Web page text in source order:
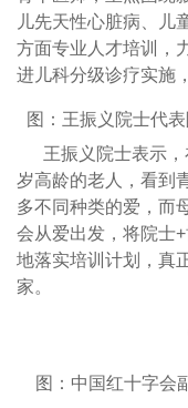
儿先天性心脏病、儿
方面专业人才培训，
进儿科分级诊疗实施
图：王振义院士代
王振义院士表示，
岁高龄的老人，看到
多不同种类的爱，而
会从爱出发，将院士
地落实培训计划，真
家。
图：中国红十字会